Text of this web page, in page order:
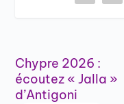
Chypre 2026 :
écoutez « Jalla »
d’Antigoni